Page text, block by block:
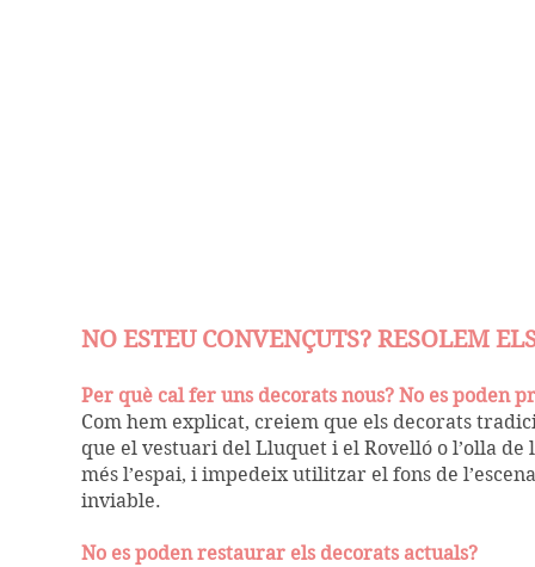
NO ESTEU CONVENÇUTS? RESOLEM
Per què cal fer uns decorats nous? No es poden
Com hem explicat, creiem que els decorats
que el vestuari del Lluquet i el Rovelló o l’olla de
més l’espai, i impedeix utilitzar el fons de
inviable.
No es poden restaurar els decorats actuals?